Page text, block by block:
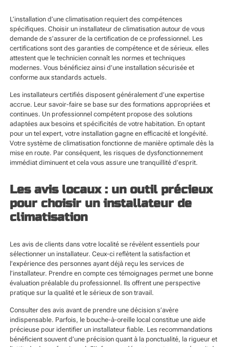
L’installation d’une climatisation requiert des compétences
spécifiques. Choisir un installateur de climatisation autour de vous
demande de s’assurer de la certification de ce professionnel. Les
certifications sont des garanties de compétence et de sérieux. elles
attestent que le technicien connaît les normes et techniques
modernes. Vous bénéficiez ainsi d’une installation sécurisée et
conforme aux standards actuels.
Les installateurs certifiés disposent généralement d’une expertise
accrue. Leur savoir-faire se base sur des formations appropriées et
continues. Un professionnel compétent propose des solutions
adaptées aux besoins et spécificités de votre habitation. En optant
pour un tel expert, votre installation gagne en efficacité et longévité.
Votre système de climatisation fonctionne de manière optimale dès la
mise en route. Par conséquent, les risques de dysfonctionnement
immédiat diminuent et cela vous assure une tranquillité d’esprit.
Les avis locaux : un outil précieux
pour choisir un installateur de
climatisation
Les avis de clients dans votre localité se révèlent essentiels pour
sélectionner un installateur. Ceux-ci reflètent la satisfaction et
l’expérience des personnes ayant déjà reçu les services de
l’installateur. Prendre en compte ces témoignages permet une bonne
évaluation préalable du professionnel. Ils offrent une perspective
pratique sur la qualité et le sérieux de son travail.
Consulter des avis avant de prendre une décision s’avère
indispensable. Parfois, le bouche-à-oreille local constitue une aide
précieuse pour identifier un installateur fiable. Les recommandations
bénéficient souvent d’une précision quant à la ponctualité, la rigueur et